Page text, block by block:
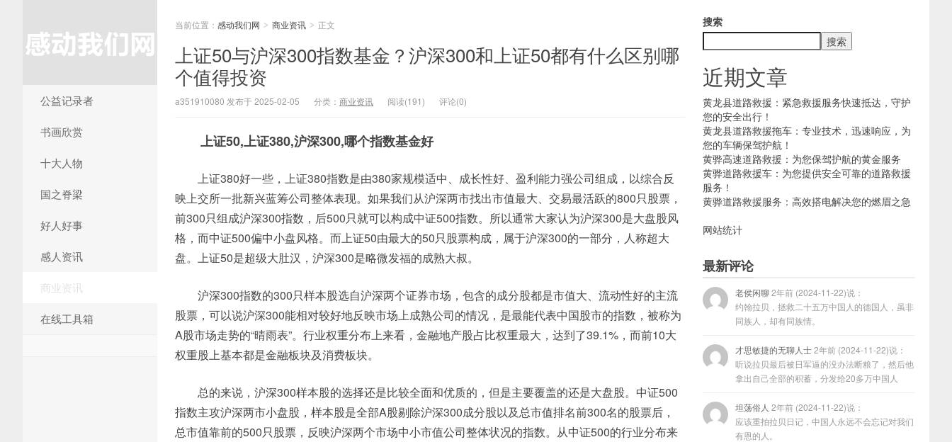
公益记录者
书画欣赏
十大人物
国之脊梁
好人好事
感人资讯
商业资讯
在线工具箱
当前位置： 感动我们网 > 商业资讯 > 正文
上证50与沪深300指数基金？沪深300和上证50都有什么区别哪
个值得投资
a351910080 发布于 2025-02-05 分类： 商业资讯 阅读(191) 评论(0)
上证50,上证380,沪深300,哪个指数基金好
上证380好一些，上证380指数是由380家规模适中、成长性好、盈利能力强公司组成，以综合反
映上交所一批新兴蓝筹公司整体表现。如果我们从沪深两市找出市值最大、交易最活跃的800只股票，
前300只组成沪深300指数，后500只就可以构成中证500指数。所以通常大家认为沪深300是大盘股风
格，而中证500偏中小盘风格。而上证50由最大的50只股票构成，属于沪深300的一部分，人称超大
盘。上证50是超级大肚汉，沪深300是略微发福的成熟大叔。
沪深300指数的300只样本股选自沪深两个证券市场，包含的成分股都是市值大、流动性好的主流
股票，可以说沪深300能相对较好地反映市场上成熟公司的情况，是最能代表中国股市的指数，被称为
A股市场走势的“晴雨表”。行业权重分布上来看，金融地产股占比权重最大，达到了39.1%，而前10大
权重股上基本都是金融板块及消费板块。
总的来说，沪深300样本股的选择还是比较全面和优质的，但是主要覆盖的还是大盘股。中证500
指数主攻沪深两市小盘股，样本股是全部A股剔除沪深300成分股以及总市值排名前300名的股票后，
总市值靠前的500只股票，反映沪深两个市场中小市值公司整体状况的指数。从中证500的行业分布来
搜索
搜索
近期文章
黄龙县道路救援：紧急救援服务快速抵达，守护
您的安全出行！
黄龙县道路救援拖车：专业技术，迅速响应，为
您的车辆保驾护航！
黄骅高速道路救援：为您保驾护航的黄金服务
黄骅道路救援车：为您提供安全可靠的道路救援
服务！
黄骅道路救援服务：高效搭电解决您的燃眉之急
网站统计
最新评论
老侯闲聊2年前 (2024-11-22)说：
约翰拉贝，拯救二十五万中国人的德国人，虽非
同族人，却有同族情。
才思敏捷的无聊人士2年前 (2024-11-22)说：
听说拉贝最后被日军逼的没办法断粮了，然后他
拿出自己全部的积蓄，分发给20多万中国人
坦荡俗人 2年前 (2024-11-22)说：
应该重拍拉贝日记，中国人永远不会忘记对我们
有恩的人。